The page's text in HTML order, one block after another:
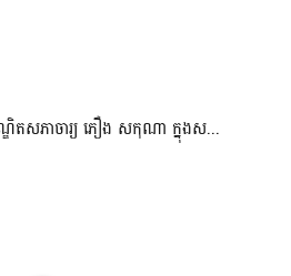
ឌិតសភាចារ្យ ភឿង សកុណា ក្នុងស...